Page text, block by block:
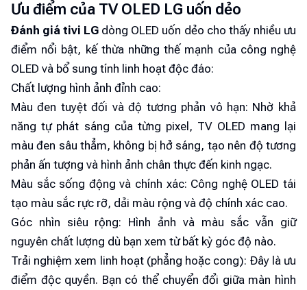
Ưu điểm của TV OLED LG uốn dẻo
Đánh giá tivi LG dòng OLED uốn dẻo cho thấy nhiều ưu
điểm nổi bật, kế thừa những thế mạnh của công nghệ
OLED và bổ sung tính linh hoạt độc đáo:
Chất lượng hình ảnh đỉnh cao:
Màu đen tuyệt đối và độ tương phản vô hạn: Nhờ khả
năng tự phát sáng của từng pixel, TV OLED mang lại
màu đen sâu thẳm, không bị hở sáng, tạo nên độ tương
phản ấn tượng và hình ảnh chân thực đến kinh ngạc.
Màu sắc sống động và chính xác: Công nghệ OLED tái
tạo màu sắc rực rỡ, dải màu rộng và độ chính xác cao.
Góc nhìn siêu rộng: Hình ảnh và màu sắc vẫn giữ
nguyên chất lượng dù bạn xem từ bất kỳ góc độ nào.
Trải nghiệm xem linh hoạt (phẳng hoặc cong): Đây là ưu
điểm độc quyền. Bạn có thể chuyển đổi giữa màn hình